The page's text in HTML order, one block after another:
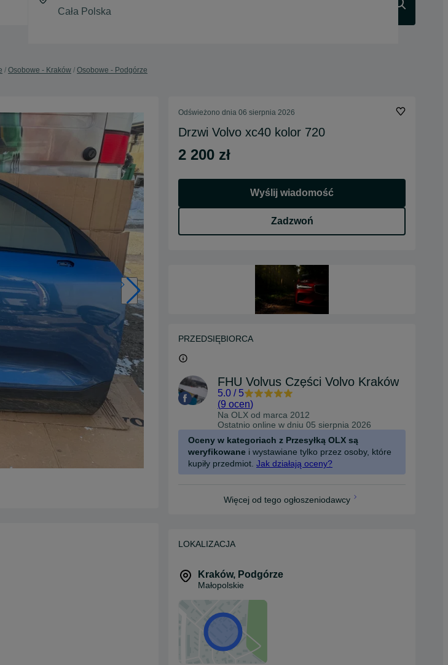
Osobowe - Kraków Osobowe - Podgórze
Odświeżono dnia 06 sierpnia 2026
Drzwi Volvo xc40 kolor 720
2 200 zł
Wyślij wiadomość
Zadzwoń
PRZEDSIĘBIORCA
FHU Volvus Części Volvo Kraków
5.0 / 5
(9 ocen)
Na OLX od marca 2012
Ostatnio online w dniu 05 sierpnia 2026
Oceny w kategoriach z Przesyłką OLX są
weryfikowane i wystawiane tylko przez osoby, które
kupiły przedmiot. Jak działają oceny?
Więcej od tego ogłoszeniodawcy
LOKALIZACJA
Kraków, Podgórze
Małopolskie